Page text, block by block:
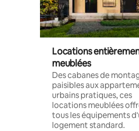
Locations
meublées
Des cabanes de
paisibles aux
urbains pratiques, ces
locations meublées
tous les équipements
logement standard.